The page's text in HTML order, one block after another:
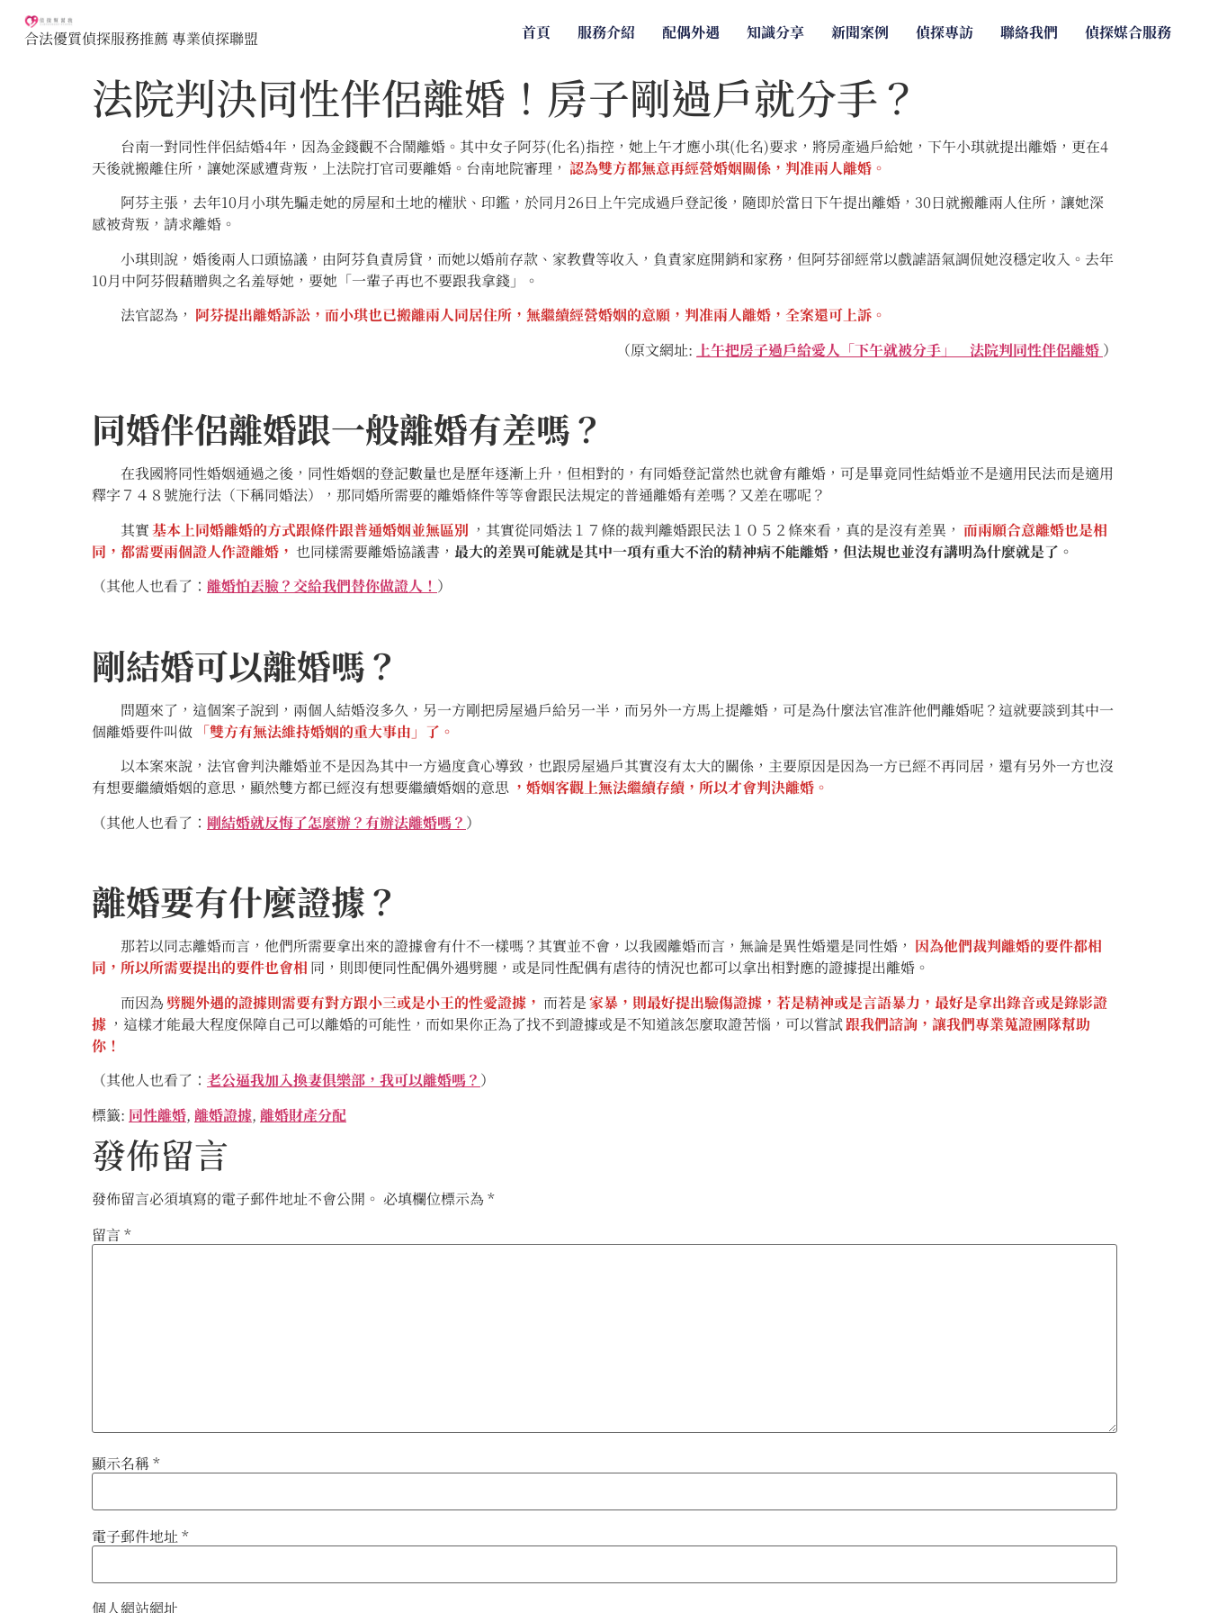
合法優質偵探服務推薦 專業偵探聯盟 首頁 服務介紹 配偶外遇 知識分享 新聞案例 偵探專訪 聯絡我們 偵探媒合服務
法院判決同性伴侶離婚！房子剛過戶就分手？
台南一對同性伴侶結婚4年，因為金錢觀不合鬧離婚。其中女子阿芬(化名)指控，她上午才應小琪(化名)要求，將房產過戶給她，下午小琪就提出離婚，更在4
天後就搬離住所，讓她深感遭背叛，上法院打官司要離婚。台南地院審理， 認為雙方都無意再經營婚姻關係，判准兩人離婚。
阿芬主張，去年10月小琪先騙走她的房屋和土地的權狀、印鑑，於同月26日上午完成過戶登記後，隨即於當日下午提出離婚，30日就搬離兩人住所，讓她深
感被背叛，請求離婚。
小琪則說，婚後兩人口頭協議，由阿芬負責房貸，而她以婚前存款、家教費等收入，負責家庭開銷和家務，但阿芬卻經常以戲謔語氣調侃她沒穩定收入。去年
10月中阿芬假藉贈與之名羞辱她，要她「一輩子再也不要跟我拿錢」。
法官認為， 阿芬提出離婚訴訟，而小琪也已搬離兩人同居住所，無繼續經營婚姻的意願，判准兩人離婚，全案還可上訴。
（原文網址: 上午把房子過戶給愛人「下午就被分手」 法院判同性伴侶離婚 ）
同婚伴侶離婚跟一般離婚有差嗎？
在我國將同性婚姻通過之後，同性婚姻的登記數量也是歷年逐漸上升，但相對的，有同婚登記當然也就會有離婚，可是畢竟同性結婚並不是適用民法而是適用
釋字７４８號施行法（下稱同婚法），那同婚所需要的離婚條件等等會跟民法規定的普通離婚有差嗎？又差在哪呢？
其實基本上同婚離婚的方式跟條件跟普通婚姻並無區別 ，其實從同婚法１７條的裁判離婚跟民法１０５２條來看，真的是沒有差異， 而兩願合意離婚也是相
同，都需要兩個證人作證離婚， 也同樣需要離婚協議書， 最大的差異可能就是其中一項有重大不治的精神病不能離婚，但法規也並沒有講明為什麼就是了。
（其他人也看了： 離婚怕丟臉？交給我們替你做證人！ ）
剛結婚可以離婚嗎？
問題來了，這個案子說到，兩個人結婚沒多久，另一方剛把房屋過戶給另一半，而另外一方馬上提離婚，可是為什麼法官准許他們離婚呢？這就要談到其中一
個離婚要件叫做 「雙方有無法維持婚姻的重大事由」了。
以本案來說，法官會判決離婚並不是因為其中一方過度貪心導致，也跟房屋過戶其實沒有太大的關係，主要原因是因為一方已經不再同居，還有另外一方也沒
有想要繼續婚姻的意思，顯然雙方都已經沒有想要繼續婚姻的意思 ，婚姻客觀上無法繼續存續，所以才會判決離婚。
（其他人也看了： 剛結婚就反悔了怎麼辦？有辦法離婚嗎？ ）
離婚要有什麼證據？
那若以同志離婚而言，他們所需要拿出來的證據會有什不一樣嗎？其實並不會，以我國離婚而言，無論是異性婚還是同性婚， 因為他們裁判離婚的要件都相
同，所以所需要提出的要件也會相 同，則即便同性配偶外遇劈腿，或是同性配偶有虐待的情況也都可以拿出相對應的證據提出離婚。
而因為劈腿外遇的證據則需要有對方跟小三或是小王的性愛證據， 而若是家暴，則最好提出驗傷證據，若是精神或是言語暴力，最好是拿出錄音或是錄影證
據 ，這樣才能最大程度保障自己可以離婚的可能性，而如果你正為了找不到證據或是不知道該怎麼取證苦惱，可以嘗試跟我們諮詢，讓我們專業蒐證團隊幫助
你！
（其他人也看了： 老公逼我加入換妻俱樂部，我可以離婚嗎？ ）
標籤: 同性離婚, 離婚證據, 離婚財產分配
發佈留言
發佈留言必須填寫的電子郵件地址不會公開。 必填欄位標示為*
留言 *
顯示名稱*
電子郵件地址 *
個人網站網址